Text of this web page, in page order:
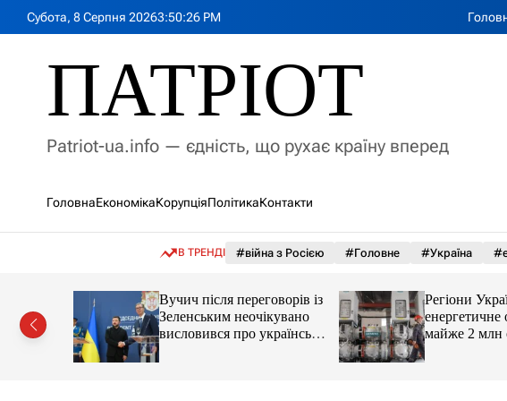
Субота, 8 Серпня 20263:50:28 PM
ПАТРІОТ
Patriot-ua.info — єдність, що рухає країну вперед
ГоловнаЕкономікаКорупціяПолітикаКонтакти
В ТРЕНДІ #війна з Росією #Головне #Україна
Вучич після переговорів із
Зеленським неочікувано
висловився про українські
території
Регіони
енергетичне
майже 2 млн
LB.ua